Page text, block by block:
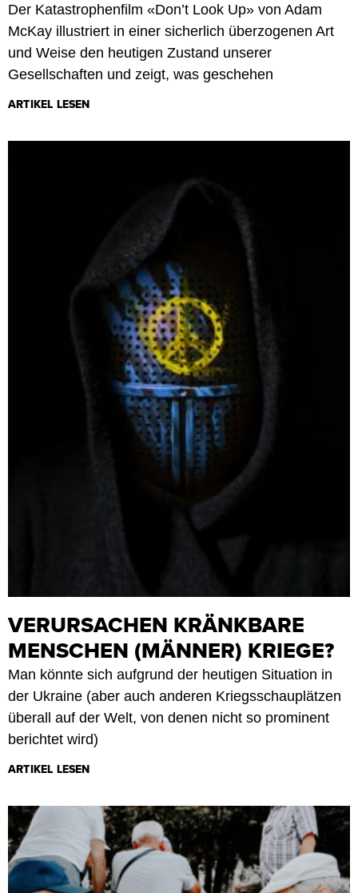
Der Katastrophenfilm «Don’t Look Up» von Adam
McKay illustriert in einer sicherlich überzogenen Art
und Weise den heutigen Zustand unserer
Gesellschaften und zeigt, was geschehen
ARTIKEL LESEN
VERURSACHEN KRÄNKBARE
MENSCHEN (MÄNNER) KRIEGE?
Man könnte sich aufgrund der heutigen Situation in
der Ukraine (aber auch anderen Kriegsschauplätzen
überall auf der Welt, von denen nicht so prominent
berichtet wird)
ARTIKEL LESEN